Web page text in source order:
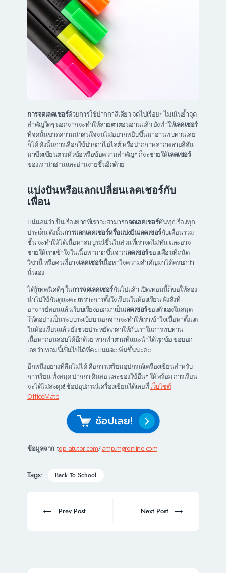
การจดเลคเชอร์ด้วยการใช้ปากกาสีเดียว จดไปเรื่อยๆ ไม่เน้นย้ำจุด
สำคัญใดๆ นอกจากจะทำให้ลายตาตอนอ่านแล้ว ยังทำให้เลคเชอร์
ที่จดนั้นขาดความน่าสนใจจนไม่อยากหยิบขึ้นมาอ่านทบทวนเลย
ก็ได้ ดังนั้นการเลือกใช้ปากกาไฮไลต์ หรือปากกาหลากหลายสีสัน
มาขีดเขียนตรงหัวข้อหรือข้อความสำคัญๆ ก็จะช่วยให้เลคเชอร์
ของเราน่าอ่านและอ่านง่ายขึ้นอีกด้วย
แบ่งปันหรือแลกเปลี่ยนเลคเชอร์กับ
เพื่อน
แน่นอนว่าเป็นเรื่องยากที่เราจะสามารถจดเลคเชอร์ทันทุกเรื่องทุก
ประเด็น ดังนั้นการแลกเลคเชอร์หรือแบ่งปันเลคเชอร์กับเพื่อนร่วม
ชั้น จะทำให้ได้เนื้อหาสมบูรณ์ขึ้นในส่วนที่เราจดไม่ทัน และอาจ
ช่วยให้เราเข้าใจในเนื้อหามากขึ้นจากเลคเชอร์ของเพื่อนที่ถนัด
วิชานี้ หรือคนที่อาจเลคเชอร์เนื้อหาใจความสำคัญมาได้ครบกว่า
นั่นเอง
ได้รู้เทคนิคดีๆ ในการจดเลคเชอร์กันไปแล้ว เปิดเทอมนี้ก็ขอให้ลอง
นำไปใช้กันดูนะคะ เพราะการตั้งใจเรียนในห้องเรียน ฟังสิ่งที่
อาจารย์สอนแล้วเรียบเรียงออกมาเป็นเลคเชอร์ของตัวเองในสมุด
โน้ตอย่างเป็นระบบระเบียบ นอกจากจะทำให้เราเข้าใจเนื้อหาตั้งแต่
ในห้องเรียนแล้ว ยังช่วยประหยัดเวลาให้กับเราในการทบทวน
เนื้อหาก่อนสอบได้อีกด้วย หากทำตามที่แนะนำได้ทุกข้อ ขอบอก
เลยว่าเทอมนี้เป็นไปได้ที่คะแนนจะเพิ่มขึ้นนะคะ
อีกหนึ่งอย่างที่ลืมไม่ได้ คือการเตรียมอุปกรณ์เครื่องเขียนสำหรับ
การเรียน ทั้งสมุด ปากกา ดินสอ และของใช้อื่นๆ ให้พร้อม การเรียน
จะได้ไม่สะดุด! ช้อปอุปกรณ์เครื่องเขียนได้เลยที่ เว็บไซต์
OfficeMate
ข้อมูลจาก: top-atutor.com/amp.mgronline.com
Tags: Back To School
navigation
Prev
Prev Post
Next
Next Post